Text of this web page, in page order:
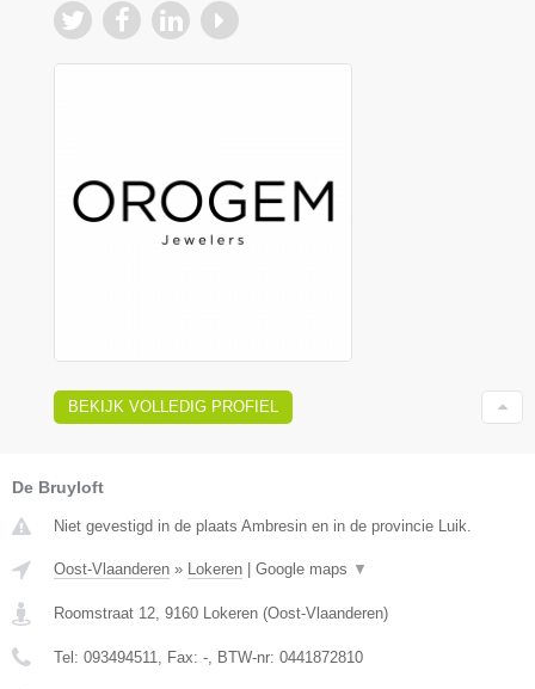
BEKIJK VOLLEDIG PROFIEL
De Bruyloft
Niet gevestigd in de plaats Ambresin en in de provincie Luik.
Oost-Vlaanderen » Lokeren Google maps ▼
Roomstraat 12, 9160 Lokeren (Oost-Vlaanderen)
Tel: 093494511, Fax: -, BTW-nr: 0441872810